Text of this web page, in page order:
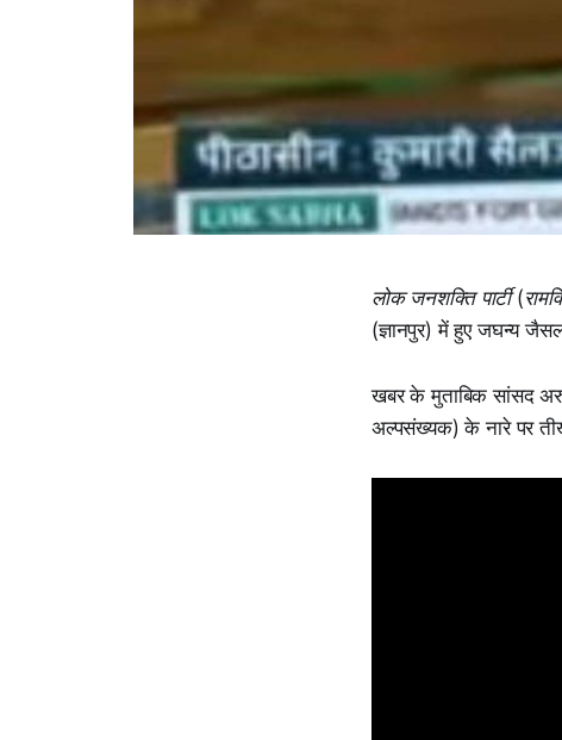
लोक जनशक्ति पार्टी
(ज्ञानपुर) में हुए जघन्य
खबर के मुताबिक सांसद
अल्पसंख्यक) के नारे पर